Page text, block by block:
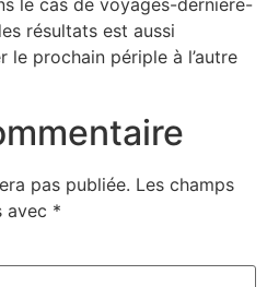
le cas de voyages-derniere-
résultats est aussi
prochain périple à l’autre
pas publiée. Les champs
avec *